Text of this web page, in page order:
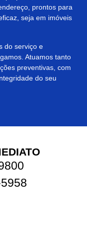
prontos para
seja em imóveis
do serviço e
Atuamos tanto
preventivas, com
do seu